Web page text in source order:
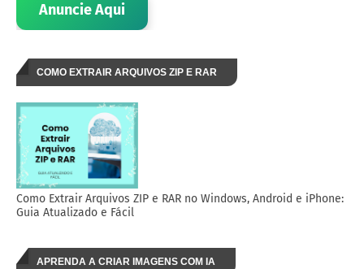
Anuncie Aqui
COMO EXTRAIR ARQUIVOS ZIP E RAR
Como Extrair Arquivos ZIP e RAR no Windows, Android e iPhone:
Guia Atualizado e Fácil
APRENDA A CRIAR IMAGENS COM IA